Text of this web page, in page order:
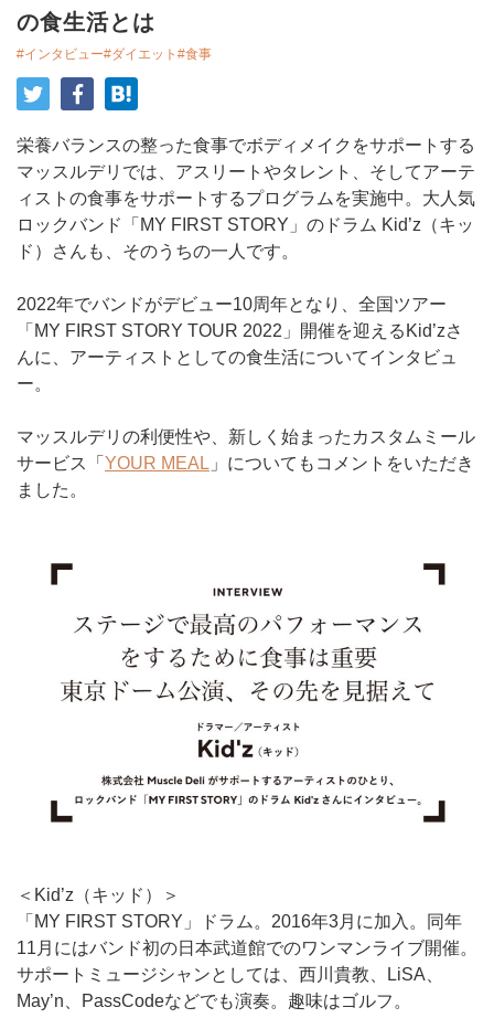
の食生活とは
#インタビュー#ダイエット #食事
栄養バランスの整った食事でボディメイクをサポートする
マッスルデリでは、アスリートやタレント、そしてアーテ
ィストの食事をサポートするプログラムを実施中。大人気
ロックバンド「MY FIRST STORY」のドラム Kid’z（キッ
ド）さんも、そのうちの一人です。
2022年でバンドがデビュー10周年となり、全国ツアー
「MY FIRST STORY TOUR 2022」開催を迎えるKid’zさ
んに、アーティストとしての食生活についてインタビュ
ー。
マッスルデリの利便性や、新しく始まったカスタムミール
サービス「 YOUR MEAL 」についてもコメントをいただき
ました。
＜Kid’z（キッド）＞
「MY FIRST STORY」ドラム。2016年3月に加入。同年
11月にはバンド初の日本武道館でのワンマンライブ開催。
サポートミュージシャンとしては、 西川貴教、LiSA、
May’n、
PassCodeなどでも演奏。趣味はゴルフ。